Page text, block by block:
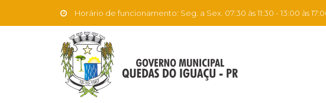
Horário de funcionamento: Seg. a Sex. 07:30 às 11:30 - 13:00 às